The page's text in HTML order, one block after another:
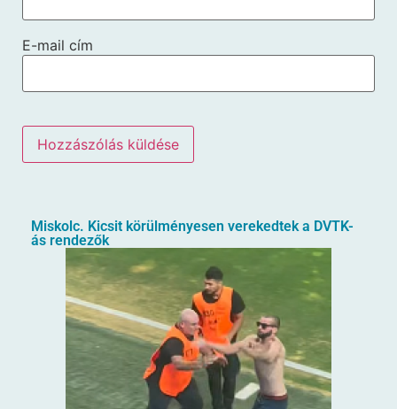
E-mail cím
Miskolc. Kicsit körülményesen verekedtek a DVTK-
ás rendezők